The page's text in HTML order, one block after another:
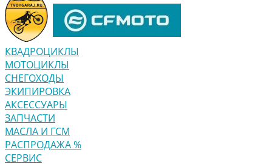
КВАДРОЦИКЛЫ
МОТОЦИКЛЫ
СНЕГОХОДЫ
ЭКИПИРОВКА
АКСЕССУАРЫ
ЗАПЧАСТИ
МАСЛА И ГСМ
РАСПРОДАЖА %
СЕРВИС